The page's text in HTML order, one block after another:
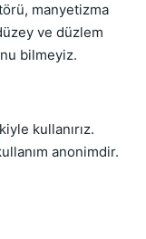
manyetizma
ve düzlem
bilmeyiz.
kullanırız.
anonimdir.